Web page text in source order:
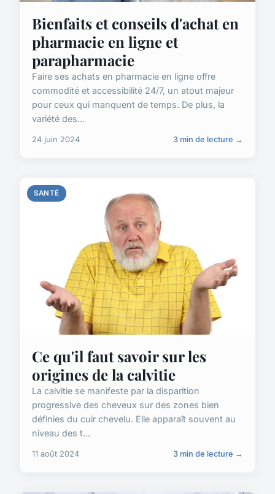
Bienfaits et conseils d'achat en
pharmacie en ligne et
parapharmacie
Faire ses achats en pharmacie en ligne offre
commodité et accessibilité 24/7, un atout majeur
pour ceux qui manquent de temps. De plus, la
variété des...
24 juin 2024 3 min de lecture →
SANTÉ
Ce qu'il faut savoir sur les
origines de la calvitie
La calvitie se manifeste par la disparition
progressive des cheveux sur des zones bien
définies du cuir chevelu. Elle apparaît souvent au
niveau des t...
11 août 2024 3 min de lecture →